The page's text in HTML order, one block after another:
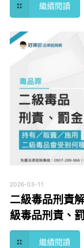
繼續閱讀
2026-03-11
二級毒品刑責
級毒品刑責、
繼續閱讀